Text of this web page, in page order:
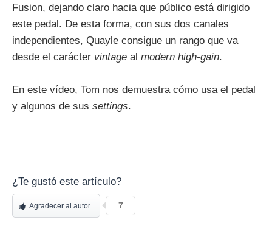
Fusion, dejando claro hacia que público está dirigido
este pedal. De esta forma, con sus dos canales
independientes, Quayle consigue un rango que va
desde el carácter vintage al modern high-gain.
En este vídeo, Tom nos demuestra cómo usa el pedal
y algunos de sus settings.
¿Te gustó este artículo?
Agradecer al autor 7